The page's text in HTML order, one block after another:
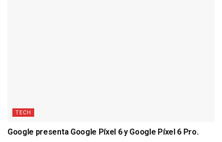
TECH
Google presenta Google Píxel 6 y Google Píxel 6 Pro.